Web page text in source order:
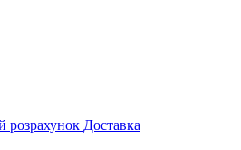
розрахунок Доставка